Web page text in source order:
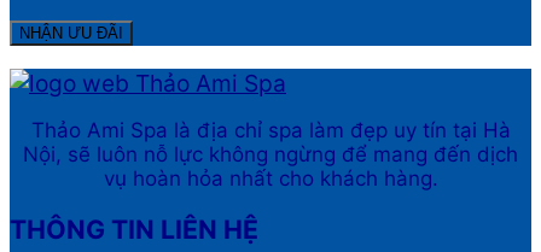
Thảo Ami Spa là địa chỉ spa làm đẹp uy tín tại Hà
Nội, sẽ luôn nỗ lực không ngừng để mang đến dịch
vụ hoàn hỏa nhất cho khách hàng.
THÔNG TIN LIÊN HỆ